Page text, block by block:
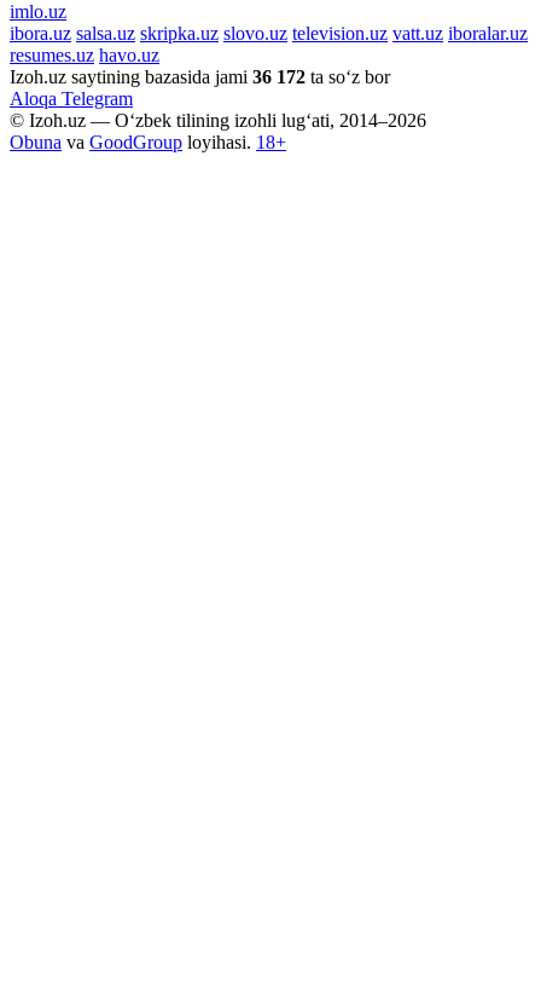
imlo.uz
ibora.uz salsa.uz skripka.uz slovo.uz television.uz vatt.uz iboralar.uz
resumes.uz havo.uz
Izoh.uz saytining bazasida jami 36 172 ta so‘z bor
Aloqa Telegram
© Izoh.uz — O‘zbek tilining izohli lug‘ati, 2014–2026
Obuna va GoodGroup loyihasi. 18+